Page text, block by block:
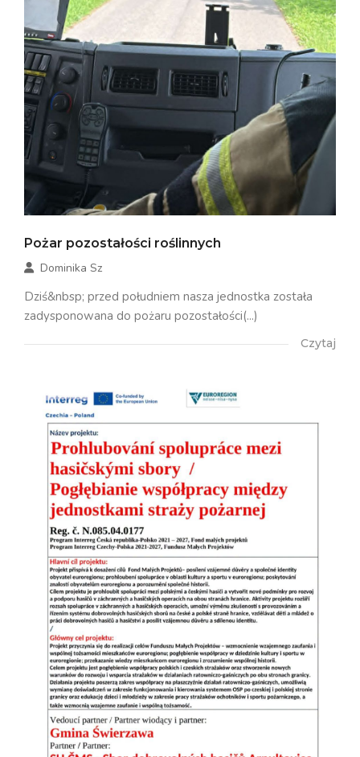
Pożar pozostałości roślinnych
Dominika Sz
Dziś&nbsp; przed południem nasza jednostka została
zadysponowana do pożaru pozostałości(...)
Czytaj